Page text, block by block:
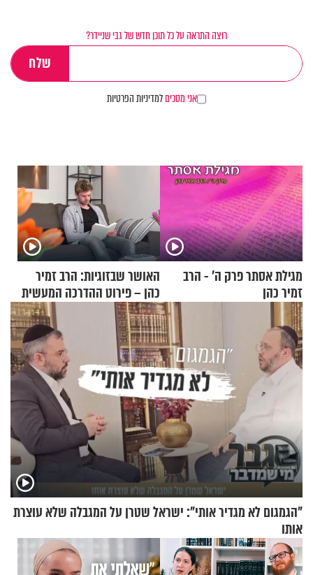
רוצה התראה על כל תוכן חדש של גבי שניידר?
אני מסכיםלמדיניות הפרטיות
מגילת אסתר פרק ה’ - הרב
זמיר כהן
האושר שבזוגיות: הרב זמיר
כהן – פירוט ההדרכה המעשית
"הגמגום לא מגדיר אותי": ישראל שטרן על המגבלה שלא עוצרת
אותו